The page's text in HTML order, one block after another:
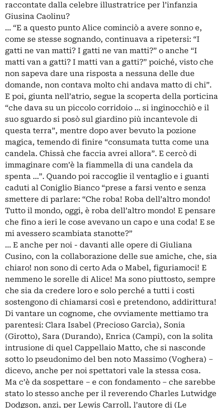
raccontate dalla celebre illustratrice per l’infanzia
Giusina Caolinu?
… “E a questo punto Alice cominciò a avere sonno e,
come se stesse sognando, continuava a ripetersi: “I
gatti ne van matti? I gatti ne van matti?” o anche “I
matti van a gatti? I matti van a gatti?” poiché, visto che
non sapeva dare una risposta a nessuna delle due
domande, non contava molto chi andava matto di chi”.
E poi, giunta nell’atrio, segue la scoperta della porticina
“che dava su un piccolo corridoio … si inginocchiò e il
suo sguardo si posò sul giardino più incantevole di
questa terra”, mentre dopo aver bevuto la pozione
magica, temendo di finire “consumata tutta come una
candela. Chissà che faccia avrei allora”. E cercò di
immaginare com’è la fiammella di una candela da
spenta …”. Quando poi raccoglie il ventaglio e i guanti
caduti al Coniglio Bianco “prese a farsi vento e senza
smettere di parlare: “Che roba! Roba dell’altro mondo!
Tutto il mondo, oggi, è roba dell’altro mondo! E pensare
che fino a ieri le cose avevano un capo e una coda! E se
mi avessero scambiata stanotte?”
… E anche per noi - davanti alle opere di Giuliana
Cusino, con la collaborazione delle sue amiche, che, sia
chiaro! non sono di certo Ada o Mabel, figuriamoci! E
nemmeno le sorelle di Alice! Ma sono piuttosto, sempre
che sia da credere loro e solo perché a tutti i costi
sostengono di chiamarsi così e pretendono, addirittura!
Di vantare un cognome, che ovviamente mettiamo tra
parentesi: Clara Isabel (Precioso Garcìa), Sonia
(Girotto), Sara (Durando), Enrica (Campi), con la solita
intrusione di quel Cappellaio Matto, che si nasconde
sotto lo pseudonimo del ben noto Massimo (Voghera) –
dicevo, anche per noi spettatori vale la stessa cosa.
Ma c’è da sospettare – e con fondamento – che sarebbe
stato lo stesso anche per il reverendo Charles Lutwidge
Dodgson, anzi, per Lewis Carroll, l’autore di (Le